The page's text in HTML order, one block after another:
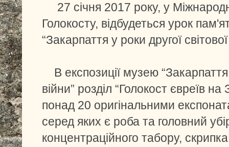
27 січня 2017 року, у
Голокосту, відбудеться урок
“Закарпаття у роки другої
В експозиції музею “Закарпаття
війни” розділ “Голокост євреїв
понад 20 оригінальними
серед яких є роба та головний
концентраційного табору,